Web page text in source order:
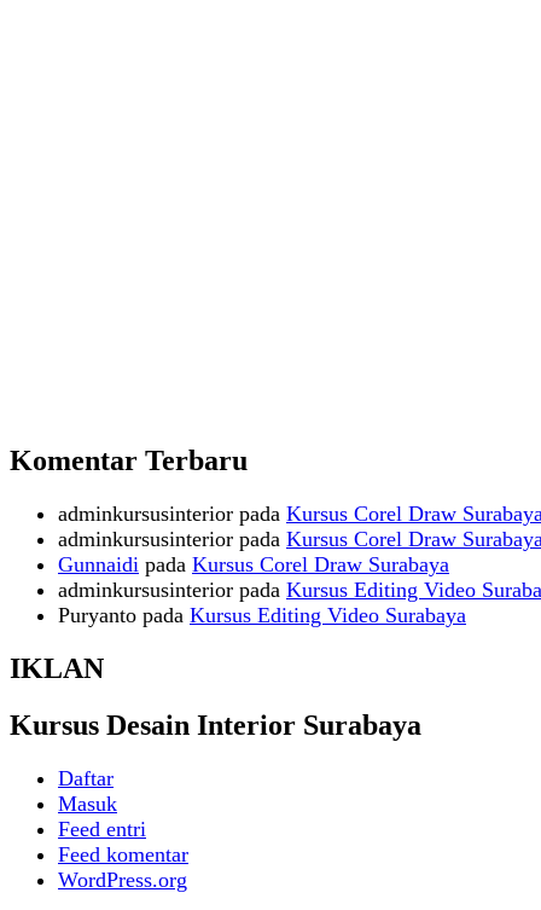
Komentar Terbaru
adminkursusinterior pada Kursus Corel Draw
adminkursusinterior pada Kursus Corel Draw
Gunnaidi pada Kursus Corel Draw Surabaya
adminkursusinterior pada Kursus Editing Video
Puryanto pada Kursus Editing Video Surabaya
IKLAN
Kursus Desain Interior Surabaya
Daftar
Masuk
Feed entri
Feed komentar
WordPress.org